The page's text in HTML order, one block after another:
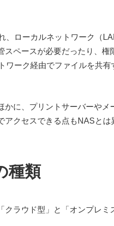
、ローカルネットワーク（
ペースが必要だったり、権
ーク経由でファイルを共有
に、プリントサーバーやメ
クセスできる点もNASとは
種類
ラウド型」と「オンプレミ